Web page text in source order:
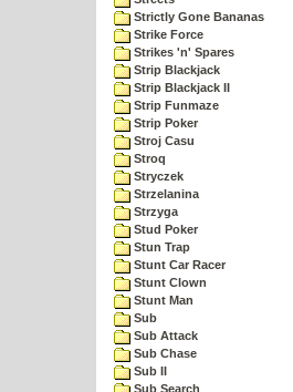
Strictly Gone Bananas
Strike Force
Strikes 'n' Spares
Strip Blackjack
Strip Blackjack II
Strip Funmaze
Strip Poker
Stroj Casu
Stroq
Stryczek
Strzelanina
Strzyga
Stud Poker
Stun Trap
Stunt Car Racer
Stunt Clown
Stunt Man
Sub
Sub Attack
Sub Chase
Sub II
Sub Search